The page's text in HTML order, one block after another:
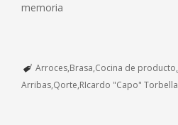
memoria
Arroces Brasa Cocina de producto
Arribas Qorte RIcardo "Capo" Torbella